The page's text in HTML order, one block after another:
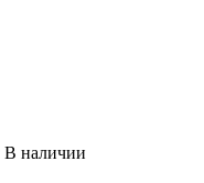
В наличии